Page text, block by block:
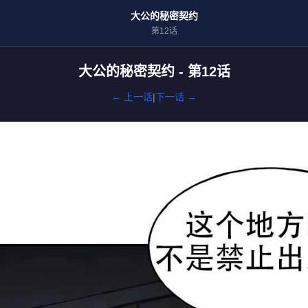
大公的秘密契约
第12话
大公的秘密契约 - 第12话
← 上一话|下一话 →